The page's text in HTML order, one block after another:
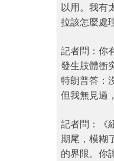
以用。我有
拉該怎麼處
記者問：你
發生肢體衝
特朗普答：
但我無見過
記者問：《
期尾，模糊
的界限。你